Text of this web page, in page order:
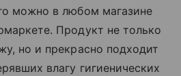
можно в любом магазине
Продукт не только
но и прекрасно подходит
влагу гигиенических